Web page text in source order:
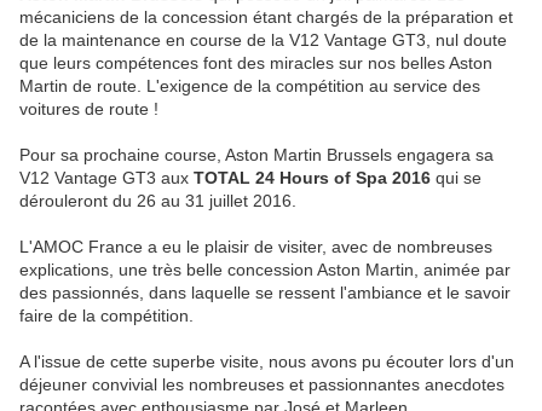
mécaniciens de la concession étant chargés de la préparation et
de la maintenance en course de la V12 Vantage GT3, nul doute
que leurs compétences font des miracles sur nos belles Aston
Martin de route. L'exigence de la compétition au service des
voitures de route !
Pour sa prochaine course, Aston Martin Brussels engagera sa
V12 Vantage GT3 aux TOTAL 24 Hours of Spa 2016 qui se
dérouleront du 26 au 31 juillet 2016.
L'AMOC France a eu le plaisir de visiter, avec de nombreuses
explications, une très belle concession Aston Martin, animée par
des passionnés, dans laquelle se ressent l'ambiance et le savoir
faire de la compétition.
A l'issue de cette superbe visite, nous avons pu écouter lors d'un
déjeuner convivial les nombreuses et passionnantes anecdotes